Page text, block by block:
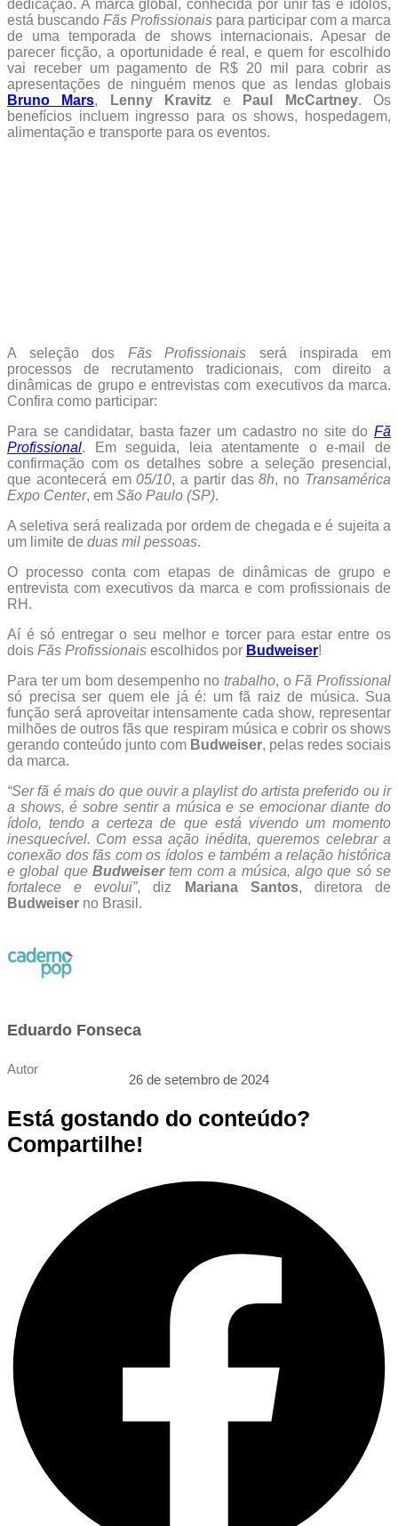
dedicação. A marca global, conhecida por unir fãs e ídolos,
está buscando Fãs Profissionais para participar com a marca
de uma temporada de shows internacionais. Apesar de
parecer ficção, a oportunidade é real, e quem for escolhido
vai receber um pagamento de R$ 20 mil para cobrir as
apresentações de ninguém menos que as lendas globais
Bruno Mars, Lenny Kravitze Paul McCartney. Os
benefícios incluem ingresso para os shows, hospedagem,
alimentação e transporte para os eventos.
A seleção dos Fãs Profissionais será inspirada em
processos de recrutamento tradicionais, com direito a
dinâmicas de grupo e entrevistas com executivos da marca.
Confira como participar:
Para se candidatar, basta fazer um cadastro no site do Fã
Profissional. Em seguida, leia atentamente o e-mail de
confirmação com os detalhes sobre a seleção presencial,
que acontecerá em05/10, a partir das8h, no Transamérica
Expo Center, em São Paulo (SP).
A seletiva será realizada por ordem de chegada e é sujeita a
um limite de duas mil pessoas.
O processo conta com etapas de dinâmicas de grupo e
entrevista com executivos da marca e com profissionais de
RH.
Aí é só entregar o seu melhor e torcer para estar entre os
dois Fãs Profissionais escolhidos por Budweiser!
Para ter um bom desempenho no trabalho, oFã Profissional
só precisa ser quem ele já é: um fã raiz de música. Sua
função será aproveitar intensamente cada show, representar
milhões de outros fãs que respiram música e cobrir os shows
gerando conteúdo junto com Budweiser, pelas redes sociais
da marca.
“Ser fã é mais do que ouvir a playlist do artista preferido ou ir
a shows, é sobre sentir a música e se emocionar diante do
ídolo, tendo a certeza de que está vivendo um momento
inesquecível. Com essa ação inédita, queremos celebrar a
conexão dos fãs com os ídolos e também a relação histórica
e global queBudweisertem com a música, algo que só se
fortalece e evolui”, diz Mariana Santos, diretora de
Budweiser no Brasil.
Eduardo Fonseca
Autor
26 de setembro de 2024
Está gostando do conteúdo?
Compartilhe!